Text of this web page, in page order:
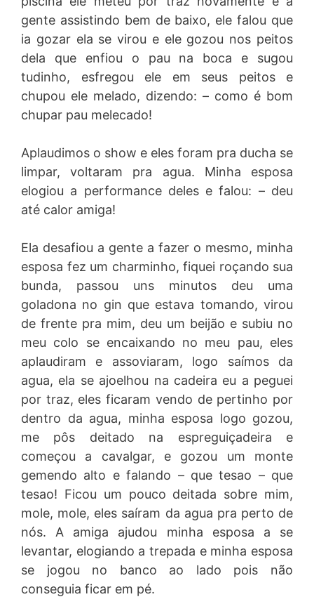
gente assistindo bem de baixo, ele falou que
ia gozar ela se virou e ele gozou nos peitos
dela que enfiou o pau na boca e sugou
tudinho, esfregou ele em seus peitos e
chupou ele melado, dizendo: – como é bom
chupar pau melecado!
Aplaudimos o show e eles foram pra ducha se
limpar, voltaram pra agua. Minha esposa
elogiou a performance deles e falou: – deu
até calor amiga!
Ela desafiou a gente a fazer o mesmo, minha
esposa fez um charminho, fiquei roçando sua
bunda, passou uns minutos deu uma
goladona no gin que estava tomando, virou
de frente pra mim, deu um beijão e subiu no
meu colo se encaixando no meu pau, eles
aplaudiram e assoviaram, logo saímos da
agua, ela se ajoelhou na cadeira eu a peguei
por traz, eles ficaram vendo de pertinho por
dentro da agua, minha esposa logo gozou,
me pôs deitado na espreguiçadeira e
começou a cavalgar, e gozou um monte
gemendo alto e falando – que tesao – que
tesao! Ficou um pouco deitada sobre mim,
mole, mole, eles saíram da agua pra perto de
nós. A amiga ajudou minha esposa a se
levantar, elogiando a trepada e minha esposa
se jogou no banco ao lado pois não
conseguia ficar em pé.